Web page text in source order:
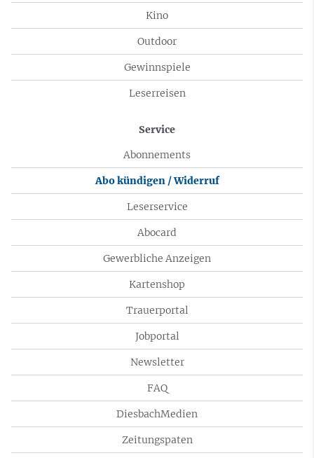
Kino
Outdoor
Gewinnspiele
Leserreisen
Service
Abonnements
Abo kündigen / Widerruf
Leserservice
Abocard
Gewerbliche Anzeigen
Kartenshop
Trauerportal
Jobportal
Newsletter
FAQ
DiesbachMedien
Zeitungspaten